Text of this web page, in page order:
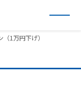
1万円下げ）